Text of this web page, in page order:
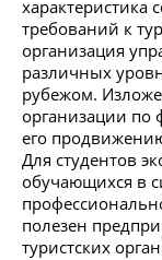
характеристика
требований к
организация
различных
рубежом.
организации по
его
Для студентов
обучающихся в
полезен
туристских